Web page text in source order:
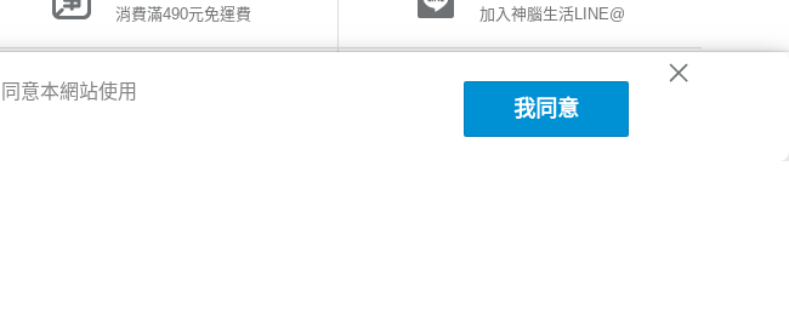
消費滿490元免運費 加入神腦生活LINE@
神腦會員福利 神腦國際粉絲團
加入FB粉絲團
意本網站使用
我同意